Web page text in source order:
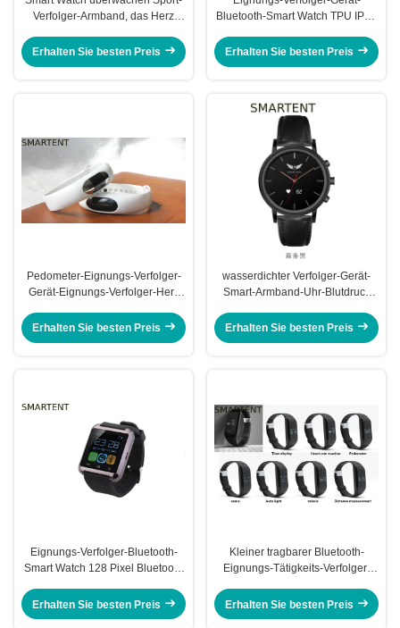
Verfolger-Armband, das Herz
aufspürt
Erhalten Sie besten Preis
Bluetooth-Smart Watch TPU IP56
Erhalten Sie besten Preis
Pedometer-Eignungs-Verfolger-
Gerät-Eignungs-Verfolger-Herz
Erhalten Sie besten Preis
wasserdichter Verfolger-Gerät-
Smart-Armband-Uhr-Blutdruck
Erhalten Sie besten Preis
Eignungs-Verfolger-Bluetooth-
Smart Watch 128 Pixel Bluetooth
Tätigkeits-Verfolger
Erhalten Sie besten Preis
Kleiner tragbarer Bluetooth-
Eignungs-Tätigkeits-Verfolger-
Kindererwachsenen
Erhalten Sie besten Preis